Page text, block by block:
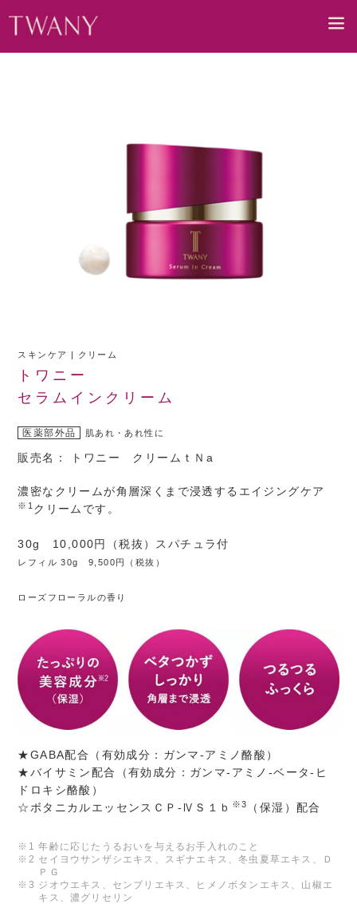
スキンケア | クリーム
トワニー
セラムインクリーム
医薬部外品 肌あれ・あれ性に
販売名： トワニー クリームｔＮa
濃密なクリームが角層深くまで浸透するエイジングケア
※1 クリームです。
30g 10,000円（税抜）スパチュラ付
レフィル 30g 9,500円（税抜）
ローズフローラルの香り
★GABA配合（有効成分：ガンマ-アミノ酪酸）
★バイサミン配合（有効成分：ガンマ-アミノ-ベータ-ヒ
ドロキシ酪酸）
☆ボタニカルエッセンスＣＰ-ⅣＳ１ｂ ※3 （保湿）配合
※1 年齢に応じたうるおいを与えるお手入れのこと
※2 セイヨウサンザシエキス、スギナエキス、冬虫夏草エキス、Ｄ
ＰＧ
※3 ジオウエキス、センブリエキス、ヒメノボタンエキス、山椒エ
キス、濃グリセリン